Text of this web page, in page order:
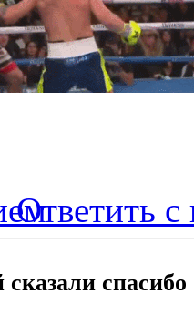
Ответить с
сказали